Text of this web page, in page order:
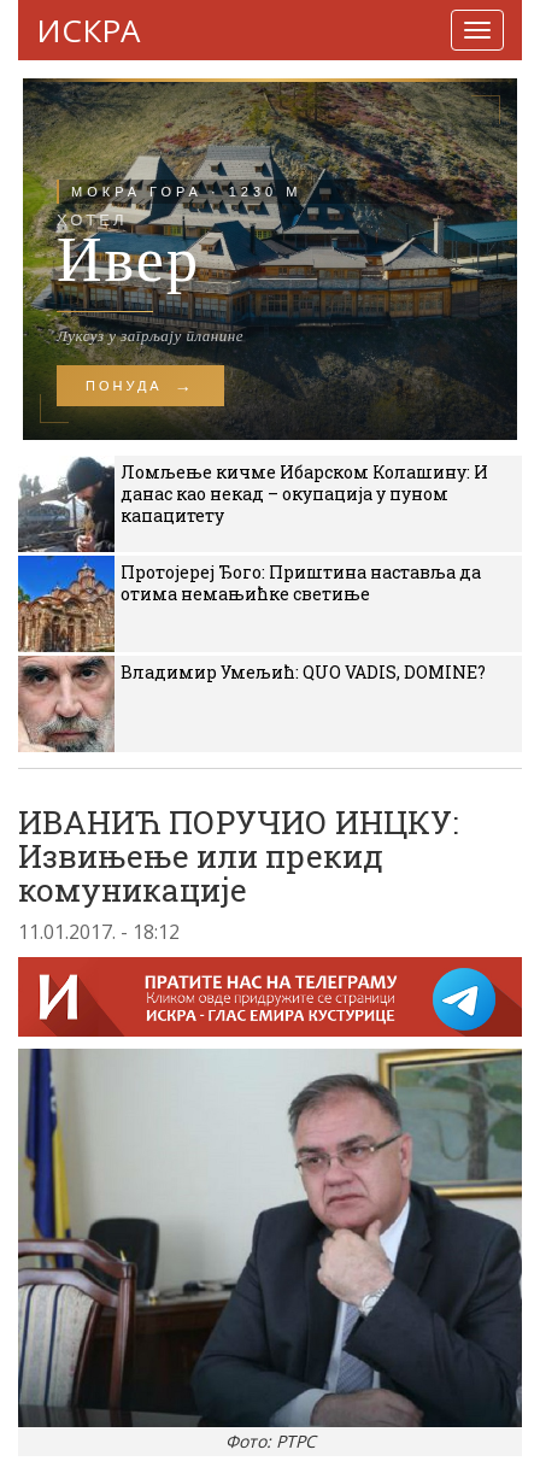
ИСКРА
Ломљење кичме Ибарском Колашину: И
данас као некад – окупација у пуном
капацитету
Протојереј Ђого: Приштина наставља да
отима немањићке светиње
Владимир Умељић: QUO VADIS, DOMINE?
ИВАНИЋ ПОРУЧИО ИНЦКУ:
Извињење или прекид
комуникације
11.01.2017. - 18:12
Фото: РТРС